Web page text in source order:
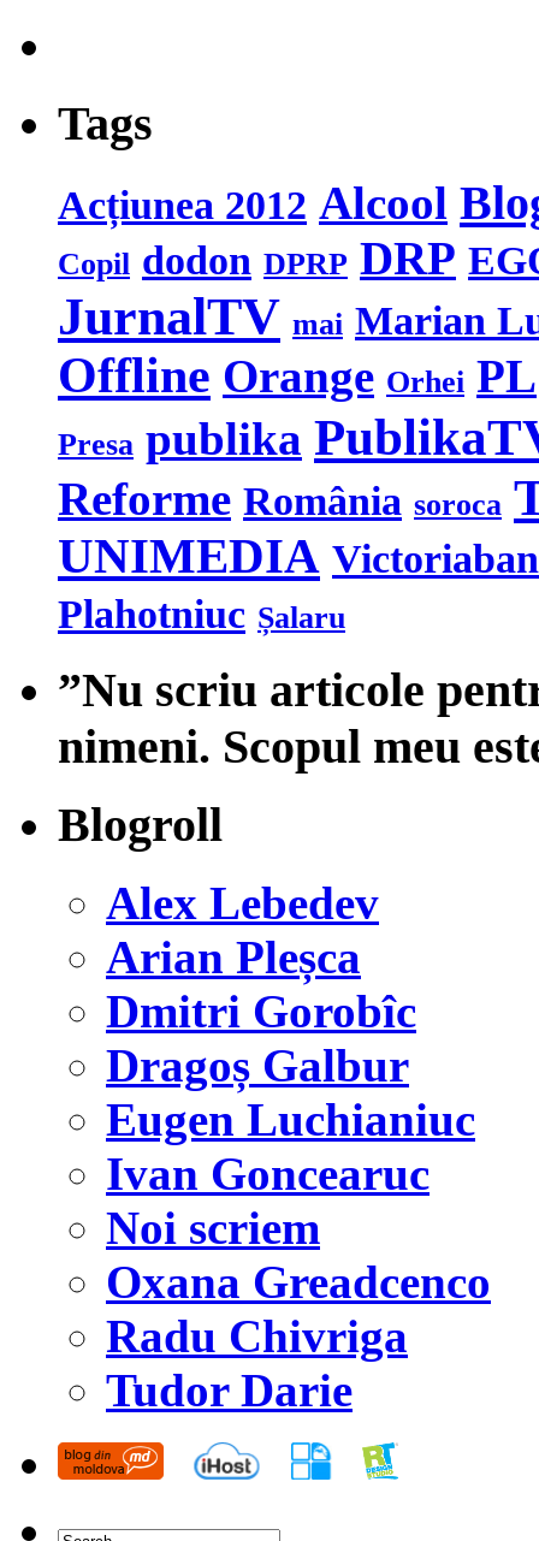
Tags
Acțiunea 2012 Alcool
Copil dodon DPRP DRP
JurnalTV mai Marian
Offline Orange Orhei PL
Presa publika
Reforme România soroca
UNIMEDIA
Plahotniuc Șalaru
”Nu scriu articole
nimeni. Scopul meu
Blogroll
Alex Lebedev
Arian Pleșca
Dmitri Gorobîc
Dragoș Galbur
Eugen Luchianiuc
Ivan Goncearuc
Noi scriem
Oxana Greadcenco
Radu Chivriga
Tudor Darie